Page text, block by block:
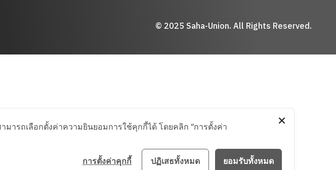
© 2025 Saha-Union. All Rights Reserved.
ารถเลือกตั้งค่าความยินยอมการใช้คุกกี้ได้ โดยคลิก "การตั้งค่า
ปฏิเสธทั้งหมด ยอมรับทั้งหมด
การตั้งค่าคุกกี้